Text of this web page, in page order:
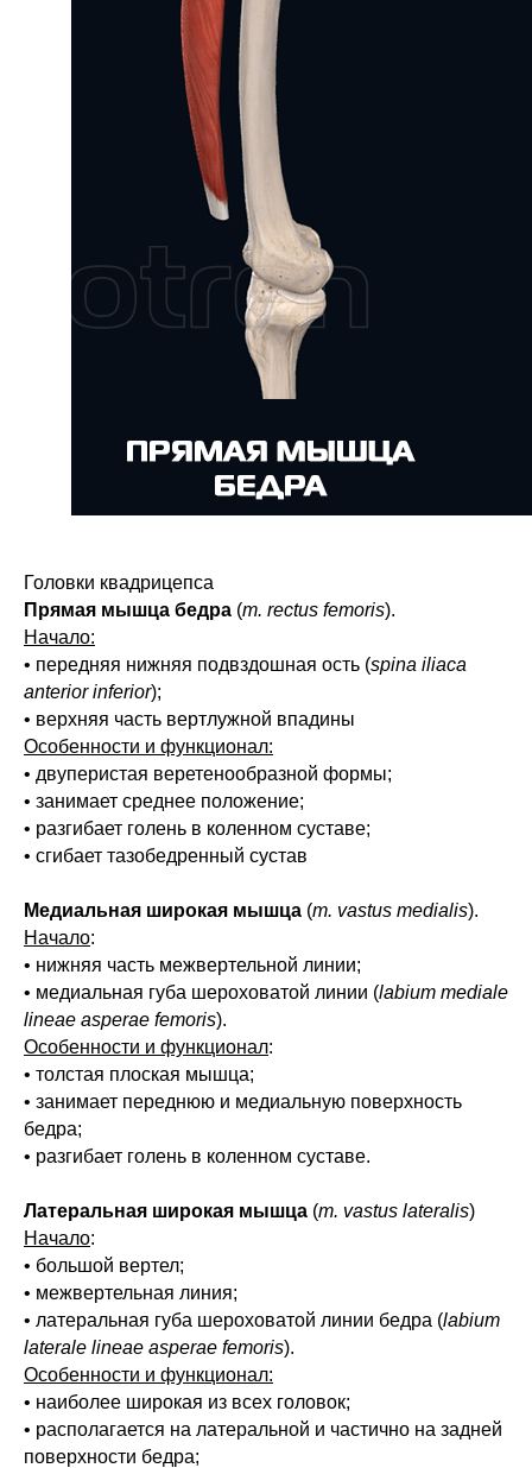
Головки квадрицепса
Прямая мышца бедра (m. rectus femoris).
Начало:
• передняя нижняя подвздошная ость (spina iliaca
anterior inferior);
• верхняя часть вертлужной впадины
Особенности и функционал:
• двуперистая веретенообразной формы;
• занимает среднее положение;
• разгибает голень в коленном суставе;
• сгибает тазобедренный сустав
Медиальная широкая мышца (m. vastus medialis).
Начало:
• нижняя часть межвертельной линии;
• медиальная губа шероховатой линии (labium mediale
lineae asperae femoris).
Особенности и функционал:
• толстая плоская мышца;
• занимает переднюю и медиальную поверхность
бедра;
• разгибает голень в коленном суставе.
Латеральная широкая мышца (m. vastus lateralis)
Начало:
• большой вертел;
• межвертельная линия;
• латеральная губа шероховатой линии бедра (labium
laterale lineae asperae femoris).
Особенности и функционал:
• наиболее широкая из всех головок;
• располагается на латеральной и частично на задней
поверхности бедра;